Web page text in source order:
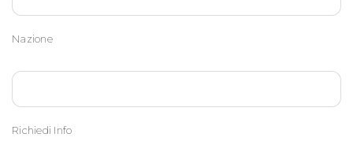
Nazione
Richiedi Info